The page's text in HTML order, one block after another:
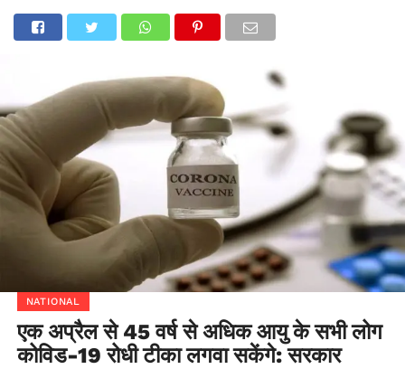
NATIONAL
एक अप्रैल से 45 वर्ष से अधिक आयु के सभी लोग
कोविड-19 रोधी टीका लगवा सकेंगे: सरकार